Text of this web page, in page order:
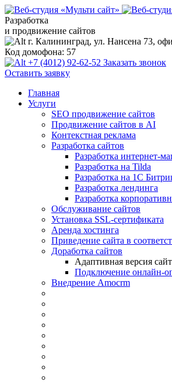
Разработка
и продвижение сайтов
г. Калининград, ул. Нансена 73,
Код домофона: 57
+7 (4012) 92-62-52 Заказать звонок
Оставить заявку
Главная
Услуги
SEO продвижение сайтов
Продвижение сайтов в AI
Контекстная реклама
Разработка сайтов
Разработка интернет-
Разработка на Tilda
Разработка на 1С
Разработка лендинга
Разработка
Обслуживание сайтов
Установка SSL-сертификата
Аренда хостинга
Приведение сайта в
Доработка сайтов
Адаптивная версия
Подключение онлайн-
Внедрение Amocrm